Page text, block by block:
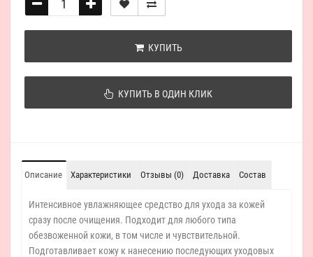
КУПИТЬ
КУПИТЬ В ОДИН КЛИК
Описание Характеристики Отзывы (0) Доставка Состав
Интенсивное увлажняющее средство для ухода за кожей
сразу после очищения. Подходит для любого типа
обезвоженной кожи, в том числе и чувствительной.
Подготавливает кожу к нанесению последующих уходовых